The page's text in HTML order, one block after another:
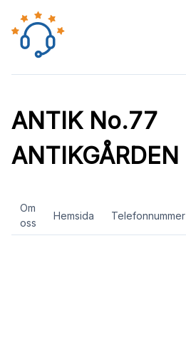
ANTIK No.77
ANTIKGÅRDEN
Om
oss
Hemsida Telefonnummer